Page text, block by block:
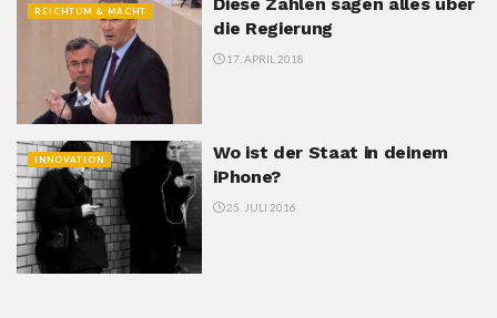
REICHTUM & MACHT
die Regierung
17. APRIL 2018
INNOVATION
Wo ist der Staat in deinem
iPhone?
25. JULI 2016